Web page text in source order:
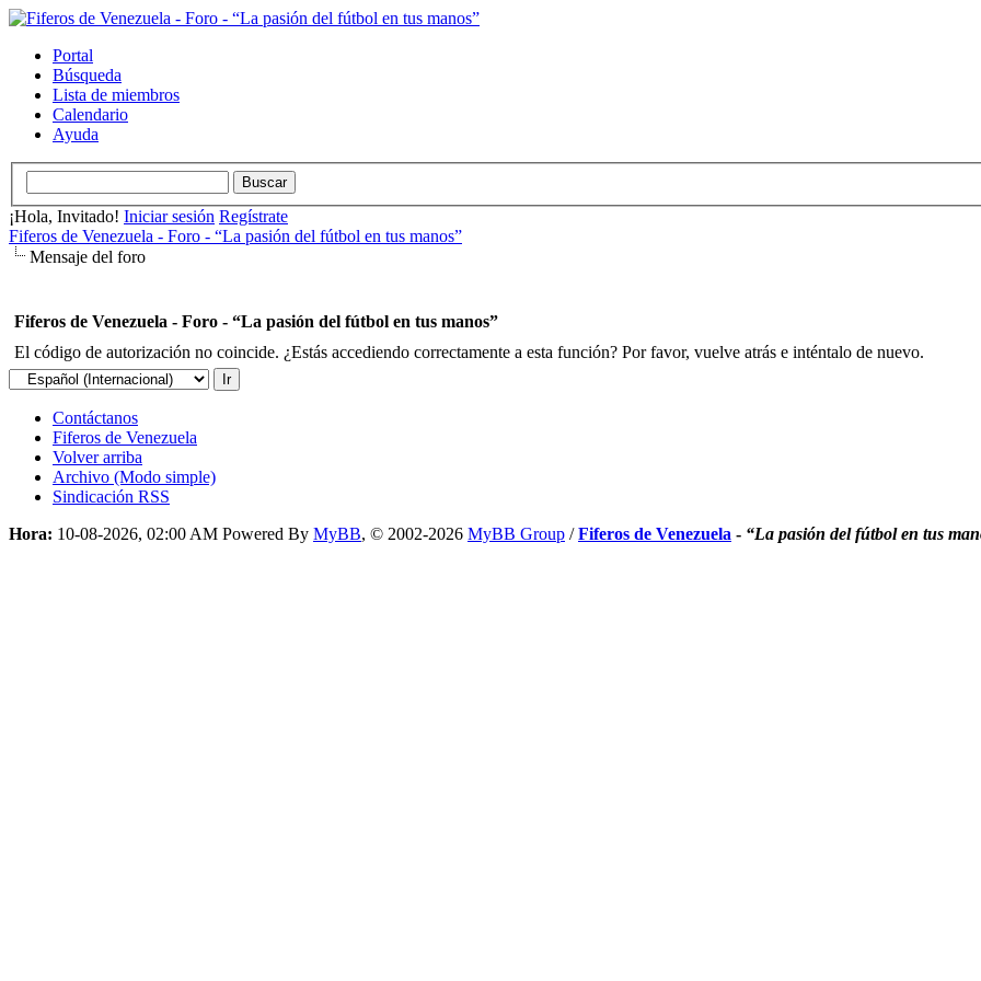
Portal
Búsqueda
Lista de miembros
Calendario
Ayuda
¡Hola, Invitado! Iniciar sesión Regístrate
Fiferos de Venezuela - Foro - “La pasión del fútbol en tus manos”
Mensaje del foro
Fiferos de Venezuela - Foro - “La pasión del fútbol en tus manos”
El código de autorización no coincide. ¿Estás accediendo correctamente a esta función? Por favor, vuelve atrás e inténtalo de nuevo.
Contáctanos
Fiferos de Venezuela
Volver arriba
Archivo (Modo simple)
Sindicación RSS
Hora: 10-08-2026, 02:00 AM Powered By MyBB, © 2002-2026 MyBB Group /Fiferos de Venezuela - “La pasión del fútbol en tus